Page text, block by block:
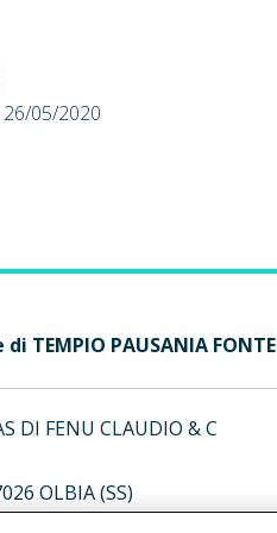
26/05/2020
TEMPIO PAUSANIA FONTE
DI FENU CLAUDIO & C
OLBIA (SS)